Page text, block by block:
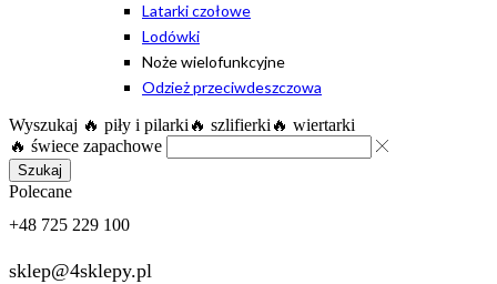
Latarki czołowe
Lodówki
Noże wielofunkcyjne
Odzież przeciwdeszczowa
Wyszukaj 🔥 piły i pilarki 🔥 szlifierki 🔥 wiertarki
🔥 świece zapachowe
Szukaj
Polecane
+48 725 229 100
sklep@4sklepy.pl